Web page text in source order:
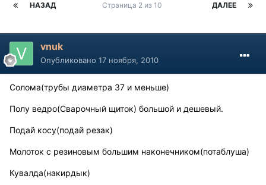
НАЗАД ДАЛЕЕ
Страница 2 из 10
vnuk
Опубликовано 17 ноября, 2010
Солома(трубы диаметра 37 и меньше)
Полу ведро(Сварочный щиток) большой и дешевый.
Подай косу(подай резак)
Молоток с резиновым большим наконечником(потаблуша)
Кувалда(накирдык)